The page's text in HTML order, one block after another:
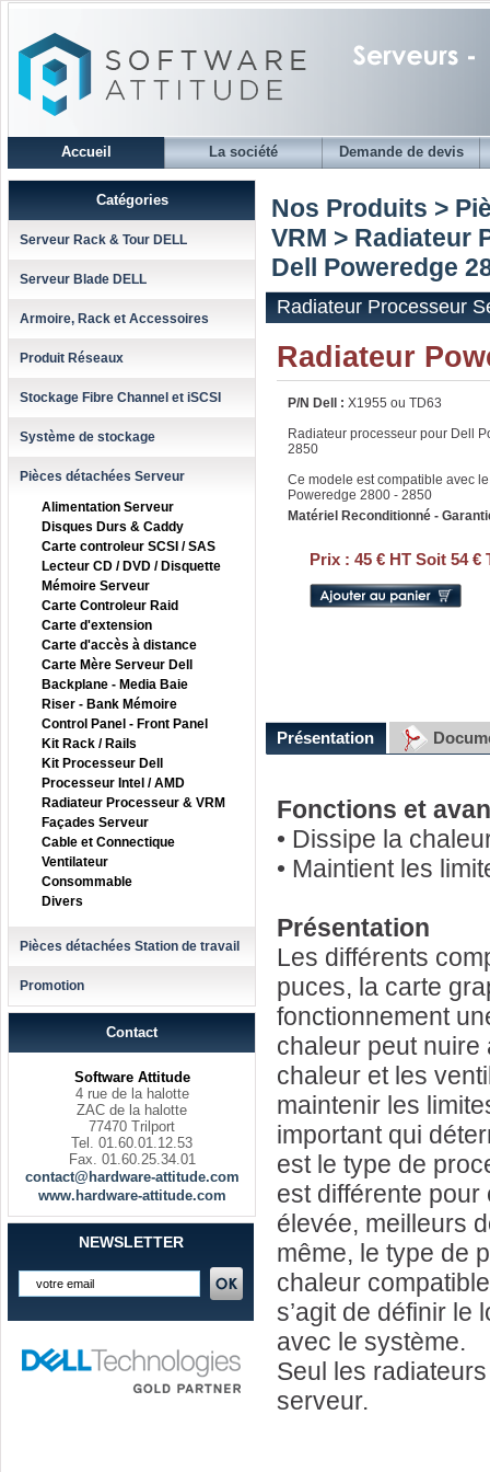
Accueil La société Demande de devis
Catégories
Serveur Rack & Tour DELL
Serveur Blade DELL
Armoire, Rack et Accessoires
Produit Réseaux
Stockage Fibre Channel et iSCSI
Système de stockage
Pièces détachées Serveur
Alimentation Serveur
Disques Durs & Caddy
Carte controleur SCSI / SAS
Lecteur CD / DVD / Disquette
Mémoire Serveur
Carte Controleur Raid
Carte d'extension
Carte d'accès à distance
Carte Mère Serveur Dell
Backplane - Media Baie
Riser - Bank Mémoire
Control Panel - Front Panel
Kit Rack / Rails
Kit Processeur Dell
Processeur Intel / AMD
Radiateur Processeur & VRM
Façades Serveur
Cable et Connectique
Ventilateur
Consommable
Divers
Pièces détachées Station de travail
Promotion
Contact
Software Attitude
4 rue de la halotte
ZAC de la halotte
77470 Trilport
Tel. 01.60.01.12.53
Fax. 01.60.25.34.01
contact@hardware-attitude.com
www.hardware-attitude.com
NEWSLETTER
Nos Produits >
VRM > Radiateur
Dell Poweredge
Radiateur Processeur
Radiateur
P/N Dell : X1955 ou TD63
Radiateur processeur pour Dell
2850
Ce modele est compatible avec
Poweredge 2800 - 2850
Matériel Reconditionné -
Prix : 45 € HT Soit 54 €
Présentation
Fonctions et
• Dissipe la
• Maintient les
Présentation
Les différents
puces, la carte
fonctionnement
chaleur peut
chaleur et les
maintenir les
important qui
est le type de
est différente
élevée, meilleurs
même, le type de
chaleur
s’agit de définir le
avec le système.
Seul les
serveur.